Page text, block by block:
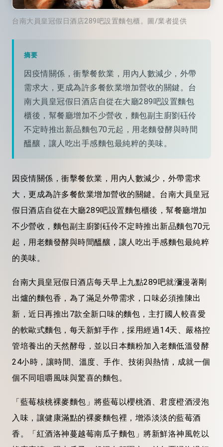
台南大員皇冠假日酒店289吧設置麵包櫃。圖/業者提供
摘要
因疫情關係，衝擊餐飲業，用內人數減少，外帶
需求大，更成為許多餐飲業增加營收的關鍵。台
南大員皇冠假日酒店自從在大廳289吧設置麵包
櫃後，幫餐廳增加不少營收，麵包副主廚劉砡伶
不定時推出新品麵包70元起，用老麵發酵與時間
醞釀，讓人吃出手感麵包最純粹的美味。
因疫情關係，衝擊餐飲業，用內人數減少，外帶需求
大，更成為許多餐飲業增加營收的關鍵。台南大員皇冠
假日酒店自從在大廳289吧設置麵包櫃後，幫餐廳增加
不少營收，麵包副主廚劉砡伶不定時推出新品麵包70元
起，用老麵發酵與時間醞釀，讓人吃出手感麵包最純粹
的美味。
台南大員皇冠假日酒店每天早上九點289吧就瀰漫著剛
出爐的麵包香，為了滿足外帶需求，口味必須推陳出
新，近日再推出7款全新口味的麵包，主打國人較喜愛
的軟歐式麵包，每天新鮮手作，採用經過14天、嚴格控
管培養出的天然酵母，並以日本麵粉加入老麵低溫發酵
24小時，讓時間、溫度、手作、技術與熱情，成就一個
個不同咀嚼風味與驚喜的麵包。
「藍莓核桃裸麥麵包」將藍莓以櫻桃酒、君度橙酒浸泡
入味，讓健康滿點的裸麥麵包裡，增添淡淡的藍莓酒
香。「紅酒洛神蔓越莓南瓜子麵包」將新鮮洛神風乾以